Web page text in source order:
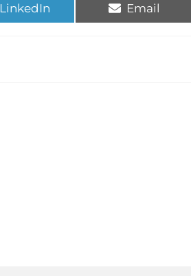
LinkedIn Email